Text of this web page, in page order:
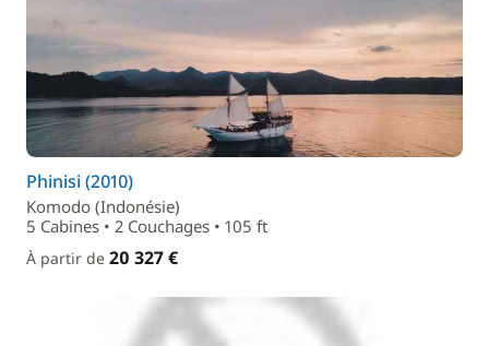
Phinisi (2010)
Komodo (Indonésie)
5 Cabines • 2 Couchages • 105 ft
À partir de 20 327 €